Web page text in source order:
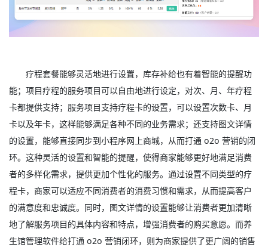
疗程套餐能够灵活地进行设置，库存补给也有着智能的提醒功
能；项目疗程的服务项目可以自由地进行设定，对次、月、年疗程
卡都提供支持；服务项目支持疗程卡的设置，可以设置次数卡、月
卡以及年卡，这样能够满足各种不同的业务需求；还支持图文详情
的设置，能够直接同步到小程序网上商城，从而打通 o2o 营销的闭
环。这种灵活的设置和智能的提醒，使得商家能够更好地满足消费
者的多样化需求，提供更加个性化的服务。通过设置不同类型的疗
程卡，商家可以适应不同消费者的消费习惯和需求，从而提高客户
的满意度和忠诚度。同时，图文详情的设置能够让消费者更加清晰
地了解服务项目的具体内容和特点，增强消费者的购买意愿。而养
生馆管理软件给打通 o2o 营销闭环，则为商家提供了更广阔的销售